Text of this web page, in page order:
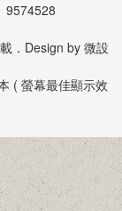
9574528
．Design by 微設
( 螢幕最佳顯示效